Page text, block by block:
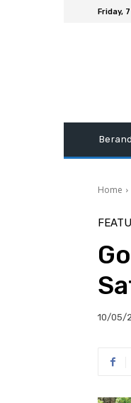
Friday,
Home
10/05/